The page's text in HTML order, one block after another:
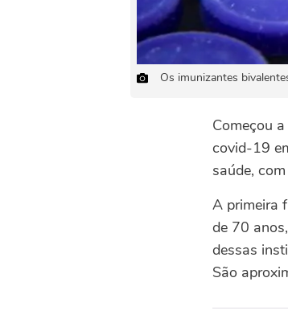
Os imunizantes
Começou
covid-19
saúde,
A primeira
de 70
dessas
São